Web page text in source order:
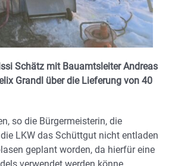
Schätz mit Bauamtsleiter Andreas
Grandl über die Lieferung von 40
so die Bürgermeisterin, die
LKW das Schüttgut nicht entladen
geplant worden, da hierfür eine